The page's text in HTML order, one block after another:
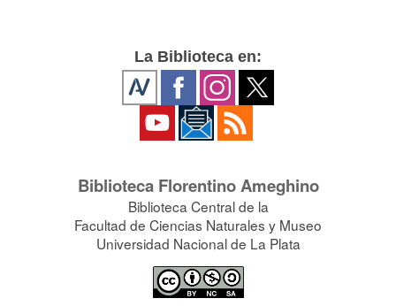
La Biblioteca en:
Biblioteca Florentino Ameghino
Biblioteca Central de la
Facultad de Ciencias Naturales y Museo
Universidad Nacional de La Plata